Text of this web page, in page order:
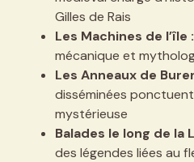
Gilles de Rais
Les Machines de l’île :
mécanique et
Les Anneaux de
disséminées ponctuent
mystérieuse
Balades le long de la
des légendes liées au